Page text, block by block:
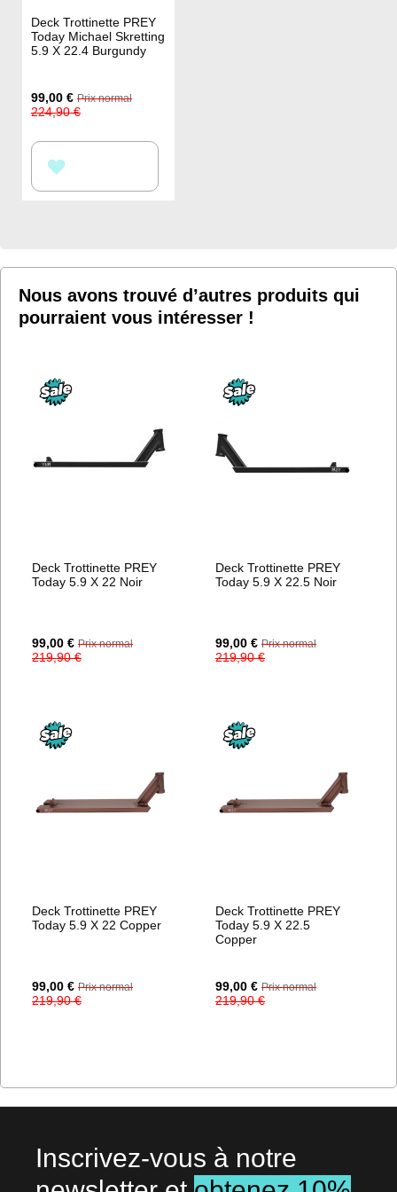
Deck Trottinette PREY
Today Michael Skretting
5.9 X 22.4 Burgundy
Prix
Spécial
99,00 € Prix normal
224,90 €
À
D’ENVIE
Nous avons trouvé d’autres produits qui
pourraient vous intéresser !
Deck Trottinette PREY
Today 5.9 X 22 Noir
Prix
Spécial
99,00 € Prix normal
219,90 €
Deck Trottinette PREY
Today 5.9 X 22.5 Noir
Prix
Spécial
99,00 € Prix normal
219,90 €
Deck Trottinette PREY
Today 5.9 X 22 Copper
Prix
Spécial
99,00 € Prix normal
219,90 €
Deck Trottinette PREY
Today 5.9 X 22.5
Copper
Prix
Spécial
99,00 € Prix normal
219,90 €
Inscrivez-vous à notre